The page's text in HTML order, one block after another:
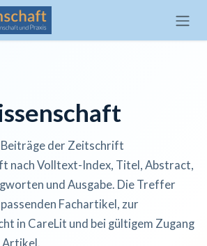
Beiträge der Zeitschrift
nach Volltext-Index, Titel, Abstract,
und Ausgabe. Die Treffer
Fachartikel, zur
in CareLit und bei gültigem Zugang